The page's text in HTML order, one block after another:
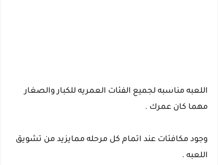
اللعبه مناسبه لجميع الفئات العمريه للكبار والصغار
مهما كان عمرك .
وجود مكافئات عند اتمام كل مرحله ممايزيد من تشويق
اللعبه .